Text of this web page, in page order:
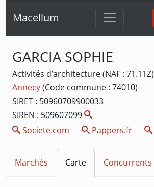
Macellum
GARCIA SOPHIE
Activités d’architecture (NAF : 71.11Z)
Annecy(Code commune : 74010)
SIRET : 50960709900033
SIREN : 509607099
Societe.com
Pappers.fr
Marchés Carte Concurrents